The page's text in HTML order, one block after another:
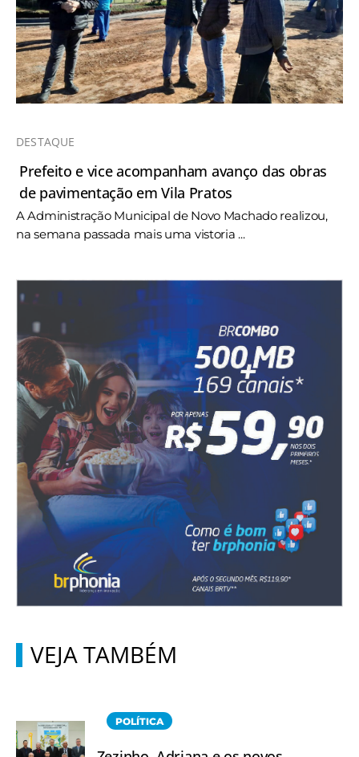
DESTAQUE
Prefeito e vice acompanham avanço das obras
de pavimentação em Vila Pratos
A Administração Municipal de Novo Machado realizou,
na semana passada mais uma vistoria ...
VEJA TAMBÉM
POLÍTICA